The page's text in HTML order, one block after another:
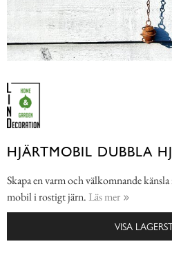
HJÄRTMOBIL DUBBLA
Skapa en varm och välkomnande
mobil i rostigt järn. Läs mer
VISA